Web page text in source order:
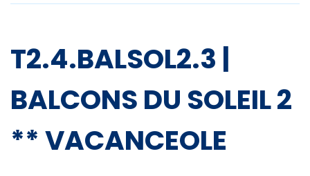
?
T2.4.BALSOL2.3 |
BALCONS DU SOLEIL 2
** VACANCEOLE